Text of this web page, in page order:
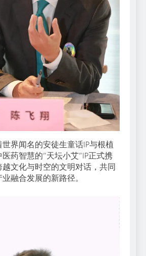
界闻名的安徒生童话IP与根植
药智慧的”天坛小艾”IP正式携
文化与时空的文明对话，共同
融合发展的新路径。